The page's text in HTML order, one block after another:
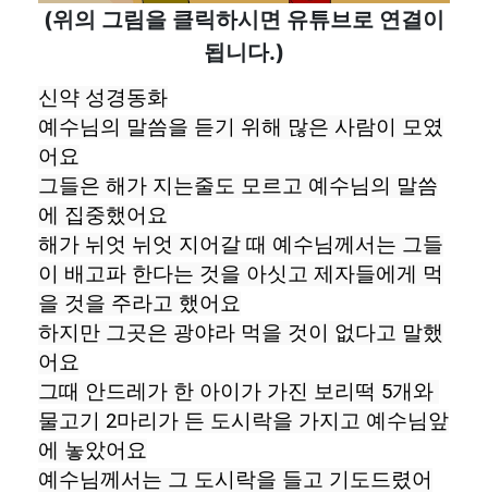
(위의 그림을 클릭하시면 유튜브로 연결이
됩니다.)
신약 성경동화
예수님의 말씀을 듣기 위해 많은 사람이 모였
어요
그들은 해가 지는줄도 모르고 예수님의 말씀
에 집중했어요
해가 뉘엇 뉘엇 지어갈 때 예수님께서는 그들
이 배고파 한다는 것을 아싯고 제자들에게 먹
을 것을 주라고 했어요
하지만 그곳은 광야라 먹을 것이 없다고 말했
어요
그때 안드레가 한 아이가 가진 보리떡 5개와
물고기 2마리가 든 도시락을 가지고 예수님앞
에 놓았어요
예수님께서는 그 도시락을 들고 기도드렸어